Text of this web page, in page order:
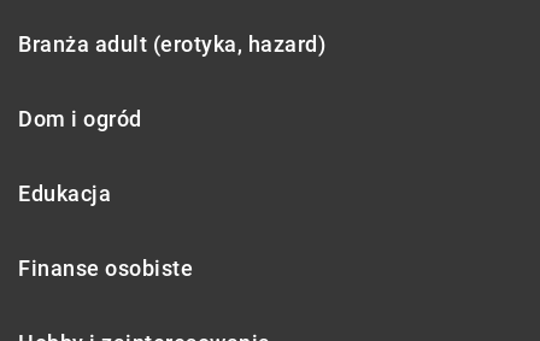
Branża adult (erotyka, hazard)
Dom i ogród
Edukacja
Finanse osobiste